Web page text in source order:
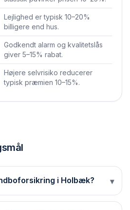
Lejlighed er typisk 10–20%
billigere end hus.
Godkendt alarm og kvalitetslås
giver 5–15% rabat.
Højere selvrisiko reducerer
typisk præmien 10–15%.
i Holbæk? ▾